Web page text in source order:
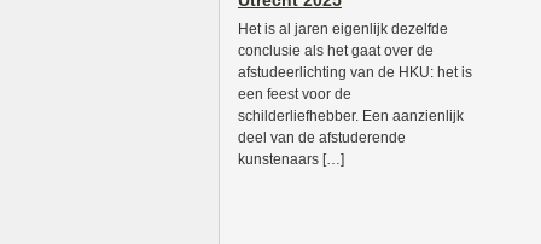
Het is al jaren eigenlijk dezelfde
conclusie als het gaat over de
afstudeerlichting van de HKU: het is
een feest voor de
schilderliefhebber. Een aanzienlijk
deel van de afstuderende
kunstenaars […]